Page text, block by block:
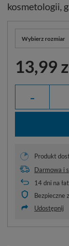
kosmetologii,
Wybierz rozmiar
13,99
-
Produkt
Darmowa i
14dni na
Bezpieczne
Udostępnij